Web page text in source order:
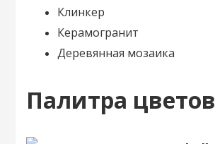
Клинкер
Керамогранит
Деревянная мозаика
Палитра цветов